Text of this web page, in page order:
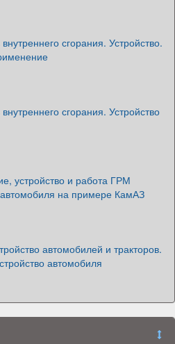
внутреннего сгорания. Устройство.
внутреннего сгорания. Устройство
устройство и работа ГРМ
автомобиля на примере КамАЗ
автомобилей и тракторов.
автомобиля